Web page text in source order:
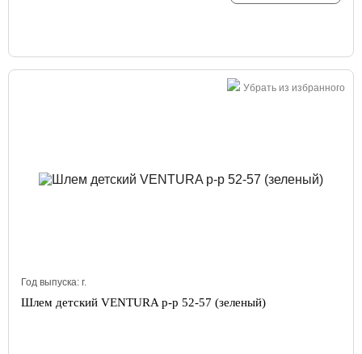
Убрать из избранного
Год выпуска: г.
Шлем детский VENTURA р-р 52-57 (зеленый)